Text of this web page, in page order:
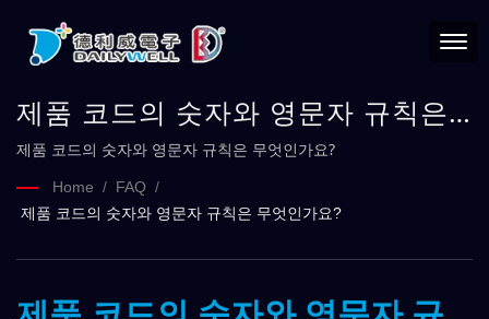
제품 코드의 숫자와 영문자 규칙은
무엇인가요?
제품 코드의 숫자와 영문자 규칙은 무엇인가요?
Home / FAQ /
제품 코드의 숫자와 영문자 규칙은 무엇인가요?